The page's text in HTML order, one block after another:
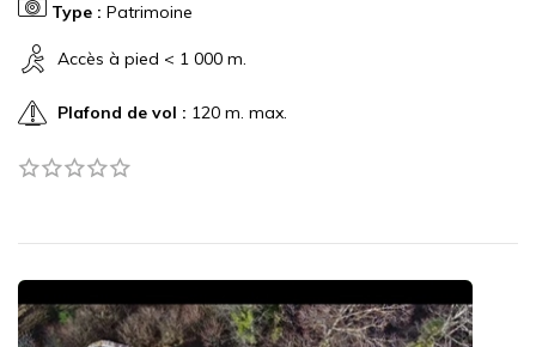
Type : Patrimoine
Accès à pied < 1 000 m.
Plafond de vol : 120 m. max.